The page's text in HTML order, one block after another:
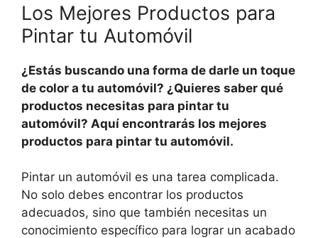
Los Mejores Productos para
Pintar tu Automóvil
¿Estás buscando una forma de darle un toque
de color a tu automóvil? ¿Quieres saber qué
productos necesitas para pintar tu
automóvil? Aquí encontrarás los mejores
productos para pintar tu automóvil.
Pintar un automóvil es una tarea complicada.
No solo debes encontrar los productos
adecuados, sino que también necesitas un
conocimiento específico para lograr un acabado